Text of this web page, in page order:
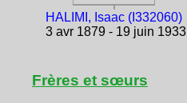
HALIMI, Isaac (I332060)
3 avr 1879 - 19 juin 1933
Frères et sœurs